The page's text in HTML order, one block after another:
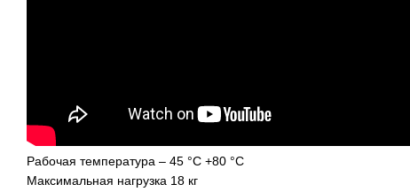
Рабочая температура – ​​45 °С +80 °С
Максимальная нагрузка 18 кг